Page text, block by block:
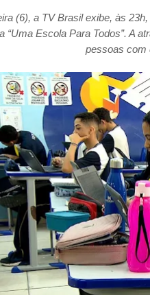
(6), a TV Brasil exibe, às
“Uma Escola Para Todos”. A
pessoas com